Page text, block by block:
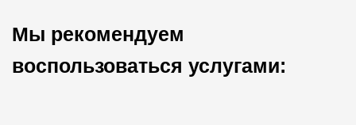
Мы рекомендуем
воспользоваться услугами: